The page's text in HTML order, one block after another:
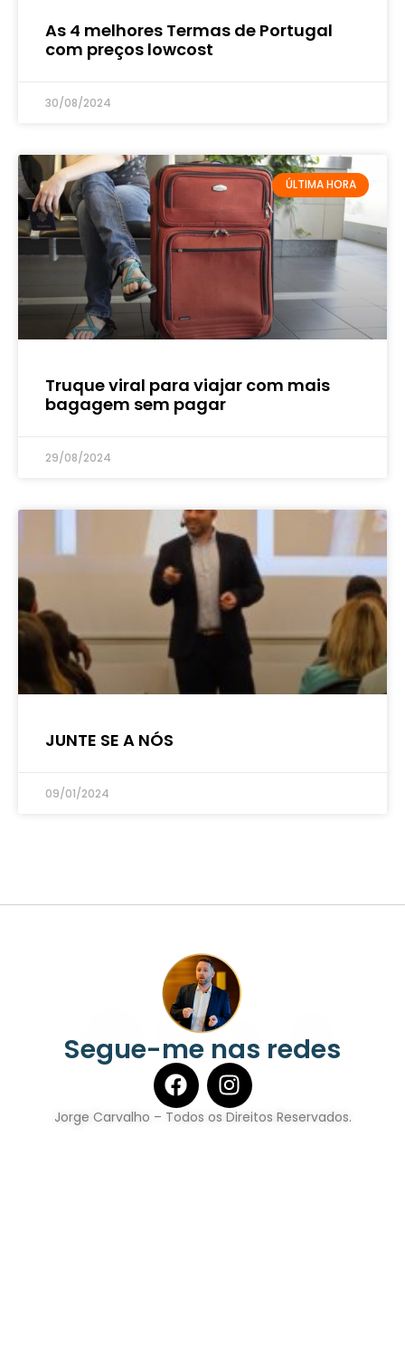
As 4 melhores Termas de Portugal
com preços lowcost
30/08/2024
ÚLTIMA HORA
Truque viral para viajar com mais
bagagem sem pagar
29/08/2024
JUNTE SE A NÓS
09/01/2024
Segue-me nas redes
Jorge Carvalho – Todos os Direitos Reservados.